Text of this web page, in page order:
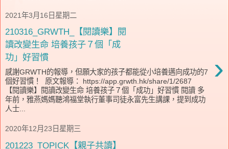
2021年3月16日星期二
210316_GRWTH_【閱讀樂】閱
讀改變生命 培養孩子７個「成
功」好習慣
›
感謝GRWTH的報導，但願大家的孩子都能從小培養邁向成功的7
個好習慣！ 原文報導： https://app.grwth.hk/share/1/2687
【閱讀樂】閱讀改變生命 培養孩子７個「成功」好習慣 閱讀 多
年前，雅燕媽媽聽鴻福堂執行董事司徒永富先生講課，提到成功
人士...
2020年12月23日星期三
201223_TOPICK【親子共讀】